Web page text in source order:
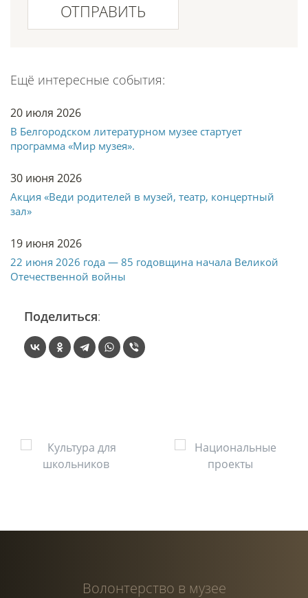
ОТПРАВИТЬ
Ещё интересные события:
20 июля 2026
В Белгородском литературном музее стартует
программа «Мир музея».
30 июня 2026
Акция «Веди родителей в музей, театр, концертный
зал»
19 июня 2026
22 июня 2026 года — 85 годовщина начала Великой
Отечественной войны
Поделиться:
Волонтерство в музее